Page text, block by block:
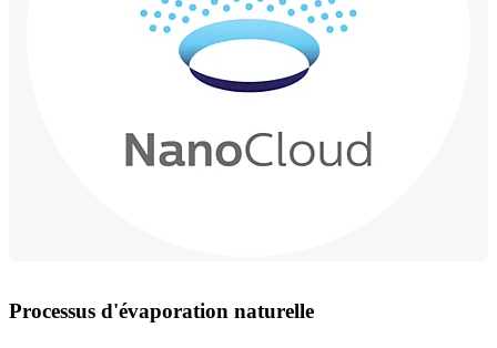
Processus d'évaporation naturelle